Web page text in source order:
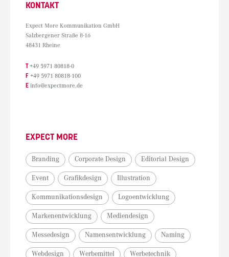
KONTAKT
Expect More Kommunikation GmbH
Salzbergener Straße 8-16
48431 Rheine
T +49 5971 80818-0
F +49 5971 80818-100
E info@expectmore.de
EXPECT MORE
Branding Corporate Design Editorial Design
Event Grafikdesign Illustration
Kommunikationsdesign Logoentwicklung
Markenentwicklung Mediendesign
Messedesign Namensentwicklung Naming
Webdesign Werbemittel Werbetechnik